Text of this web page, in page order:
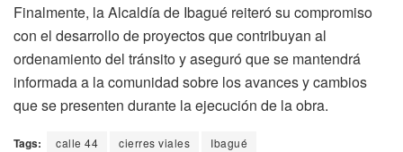
Finalmente, la Alcaldía de Ibagué reiteró su compromiso
con el desarrollo de proyectos que contribuyan al
ordenamiento del tránsito y aseguró que se mantendrá
informada a la comunidad sobre los avances y cambios
que se presenten durante la ejecución de la obra.
Tags: calle 44 cierres viales
Ibagué